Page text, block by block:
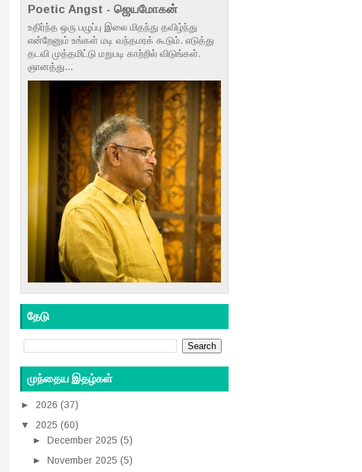
Poetic Angst - ஜெயமோகன்
உதிர்ந்த ஒரு பழுப்பு இலை மிதந்து தவிழ்ந்து
என்றேனும் உங்கள் மடி வந்தமரக் கூடும். எடுத்து
தடவி முத்தமிட்டு மறுபடி காற்றில் விடுங்கள்.
ஞானத்து...
தேடு
முந்தைய இதழ்கள்
► 2026 (37)
▼
2025 (60)
► December 2025 (5)
► November 2025 (5)